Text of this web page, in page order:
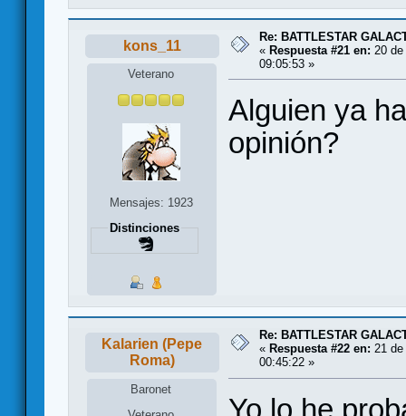
kons_11
Veterano
Mensajes: 1923
Distinciones
Re: BATTLESTAR
« Respuesta #21 en: 20
09:05:53 »
Alguien ya
opinión?
Kalarien (Pepe
Roma)
Baronet
Re: BATTLESTAR
« Respuesta #22 en: 21 de
00:45:22 »
Yo lo he